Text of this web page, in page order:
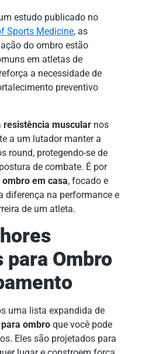
estudo publicado no
Sports Medicine, as
do ombro estão
em atletas de
a necessidade de
preventivo
resistência muscular nos
a um lutador manter a
round, protegendo-se de
de combate. É por
em casa, focado e
diferença na performance e
de um atleta.
para Ombro
uma lista expandida de
ombro que você pode
Eles são projetados para